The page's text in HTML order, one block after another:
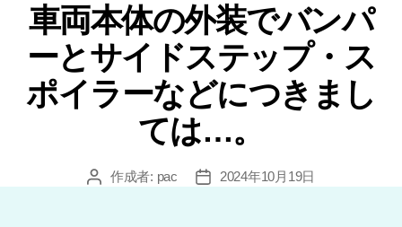
ゴ
リ
ー
車両本体の外装でバンパ
ーとサイドステップ・ス
ポイラーなどにつきまし
ては…。
投 作成者: pac
投
2024年10月19日